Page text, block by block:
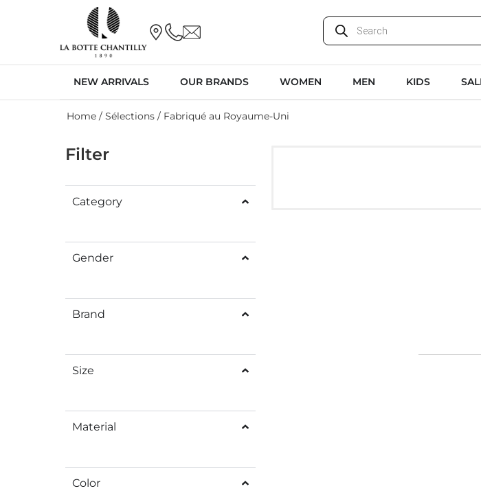
NEW ARRIVALS OUR BRANDS WOMEN MEN KIDS
Home / Sélections / Fabriqué au Royaume-Uni
Filter
Category
Gender
Brand
Size
Material
Color